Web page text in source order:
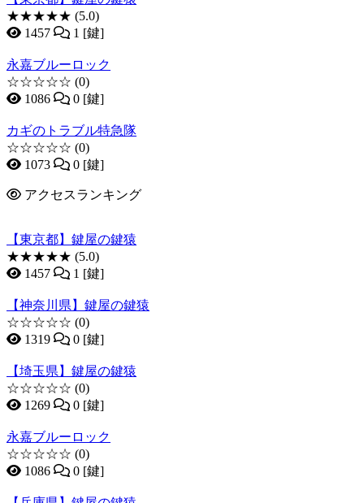
★★★★★ (5.0)
1457
1 [鍵]
永嘉ブルーロック
☆☆☆☆☆ (0)
1086
0 [鍵]
カギのトラブル特急隊
☆☆☆☆☆ (0)
1073
0 [鍵]
アクセスランキング
【東京都】鍵屋の鍵猿
★★★★★ (5.0)
1457
1 [鍵]
【神奈川県】鍵屋の鍵猿
☆☆☆☆☆ (0)
1319
0 [鍵]
【埼玉県】鍵屋の鍵猿
☆☆☆☆☆ (0)
1269
0 [鍵]
永嘉ブルーロック
☆☆☆☆☆ (0)
1086
0 [鍵]